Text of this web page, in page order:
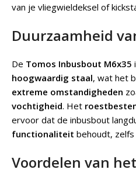
van je vliegwieldeksel of
Duurzaamheid
De Tomos Inbusbout M6x35
hoogwaardig staal, wat het
extreme omstandigheden
vochtigheid. Het
ervoor dat de inbusbout
functionaliteit behoudt,
Voordelen van